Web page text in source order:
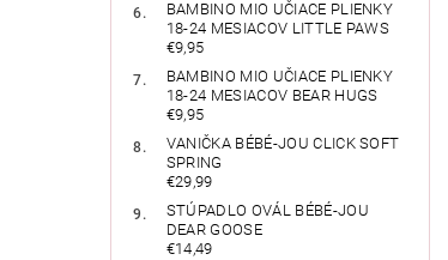
BAMBINO MIO UČIACE PLIENKY
18-24 MESIACOV LITTLE PAWS
€9,95
BAMBINO MIO UČIACE PLIENKY
18-24 MESIACOV BEAR HUGS
€9,95
VANIČKA BÉBÉ-JOU CLICK SOFT
SPRING
€29,99
STÚPADLO OVÁL BÉBÉ-JOU
DEAR GOOSE
€14,49